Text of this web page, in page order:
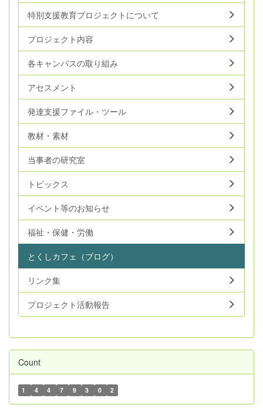
特別支援教育プロジェクトについて
プロジェクト内容
各キャンパスの取り組み
アセスメント
発達支援ファイル・ツール
教材・素材
当事者の研究室
トピックス
イベント等のお知らせ
福祉・保健・労働
とくしカフェ（ブログ）
リンク集
プロジェクト活動報告
Count
1 4 4 7 9 3 0 2